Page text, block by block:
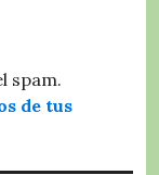
spam.
de tus